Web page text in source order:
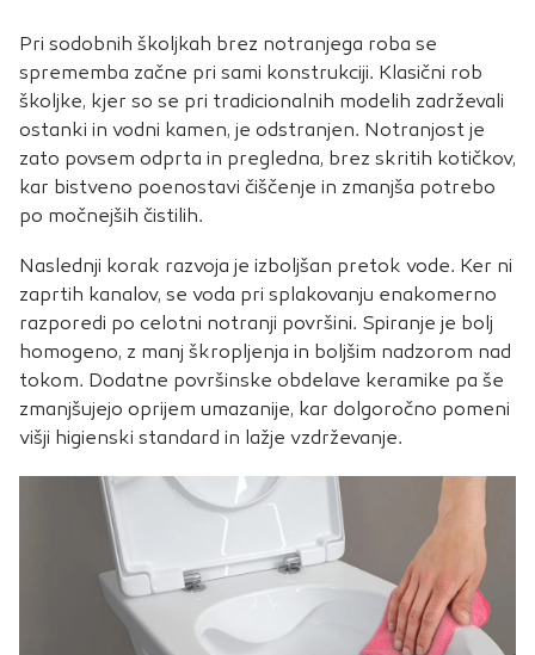
Pri sodobnih školjkah brez notranjega roba se
sprememba začne pri sami konstrukciji. Klasični rob
školjke, kjer so se pri tradicionalnih modelih zadrževali
ostanki in vodni kamen, je odstranjen. Notranjost je
zato povsem odprta in pregledna, brez skritih kotičkov,
kar bistveno poenostavi čiščenje in zmanjša potrebo
po močnejših čistilih.
Naslednji korak razvoja je izboljšan pretok vode. Ker ni
zaprtih kanalov, se voda pri splakovanju enakomerno
razporedi po celotni notranji površini. Spiranje je bolj
homogeno, z manj škropljenja in boljšim nadzorom nad
tokom. Dodatne površinske obdelave keramike pa še
zmanjšujejo oprijem umazanije, kar dolgoročno pomeni
višji higienski standard in lažje vzdrževanje.